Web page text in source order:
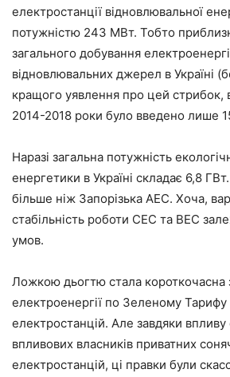
електростанції відновлювальної
потужністю 243 МВт. Тобто
загального добування
відновлювальних джерел в Україні
кращого уявлення про цей стрибок,
2014-2018 роки було введено лише
Наразі загальна потужність
енергетики в Україні складає 6,8
більше ніж Запорізька АЕС. Хоча,
стабільність роботи СЕС та ВЕС
умов.
Ложкою дьогтю стала короткочасна
електроенергії по Зеленому
електростанцій. Але завдяки впливу
впливових власників приватних
електростанцій, ці правки були